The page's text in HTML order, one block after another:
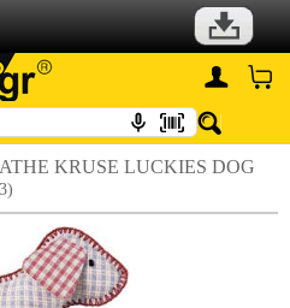
KRUSE LUCKIES DOG